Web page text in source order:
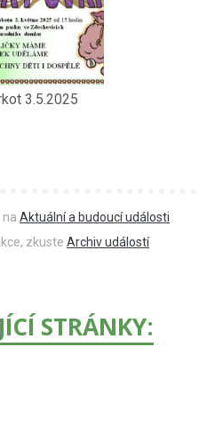
3.5.2025
na Aktuální a budoucí události
zkuste Archiv událostí
STRÁNKY: